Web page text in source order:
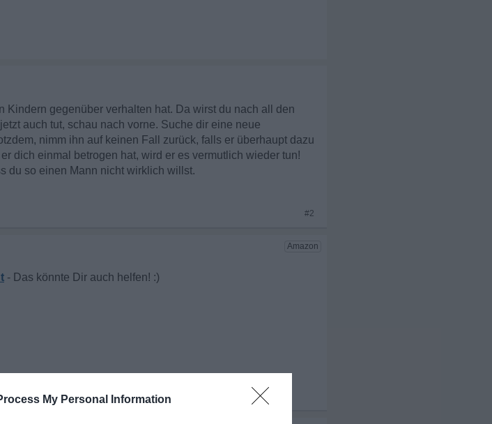
My Personal Information
gegenüber verhalten hat. Da wirst du nach all den
auch tut, schau nach vorne. Suche dir eine neue
nimm ihn auf keinen Fall zurück, falls er überhaupt dazu
dich einmal betrogen hat, wird er es vermutlich wieder tun!
du so einen Mann nicht wirklich willst.
#2